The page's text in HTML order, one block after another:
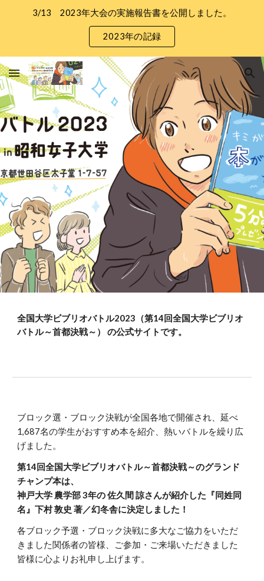
3/13 2023年大会の実施報告書を公開しました。
2023年の記録
全国大学ビブリオバトル2023 （第14 回全国大学ビブリオ
バトル～首都決戦～） の公式サイトです。
ブロック選・ブロック決戦が全国各地で開催され、延べ
1,687名の学生がおすすめ本を紹介、熱いバトルを繰り広
げました。
第14回全国大学ビブリオバトル～首都決戦～のグランド
チャンプ本は、
神戸大学 農学部 3年の 佐久間 諒さんが紹介した 『同姓同
名』下村 敦史 著／幻冬舎に決定しました！
各ブロック予選・ブロック決戦に多大なご協力をいただ
きました関係者の皆様、ご参加・ご来場いただきました
皆様に心よりお礼申し上げます。